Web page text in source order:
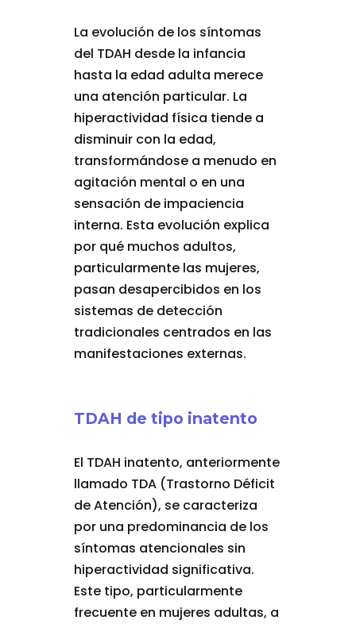
La evolución de los síntomas
del TDAH desde la infancia
hasta la edad adulta merece
una atención particular. La
hiperactividad física tiende a
disminuir con la edad,
transformándose a menudo en
agitación mental o en una
sensación de impaciencia
interna. Esta evolución explica
por qué muchos adultos,
particularmente las mujeres,
pasan desapercibidos en los
sistemas de detección
tradicionales centrados en las
manifestaciones externas.
TDAH de tipo inatento
El TDAH inatento, anteriormente
llamado TDA (Trastorno Déficit
de Atención), se caracteriza
por una predominancia de los
síntomas atencionales sin
hiperactividad significativa.
Este tipo, particularmente
frecuente en mujeres adultas, a